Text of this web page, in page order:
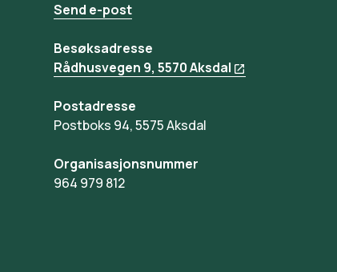
Send e-post
Besøksadresse
Rådhusvegen 9, 5570 Aksdal
Postadresse
Postboks 94, 5575 Aksdal
Organisasjonsnummer
964 979 812